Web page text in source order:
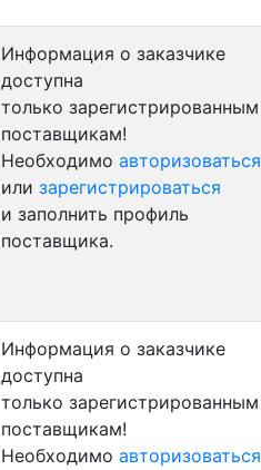
Информация о заказчике
доступна
только зарегистрированным
поставщикам!
Необходимо авторизоваться
или зарегистрироваться
и заполнить профиль
поставщика.
Информация о заказчике
доступна
только зарегистрированным
поставщикам!
Необходимо авторизоваться